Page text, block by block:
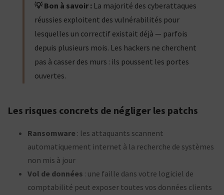
💡 Bon à savoir : La majorité des cyberattaques
réussies exploitent des vulnérabilités pour
lesquelles un correctif existait déjà — parfois
depuis plusieurs mois. Les hackers ne cherchent
pas à casser des murs : ils poussent les portes
ouvertes.
Les risques concrets de négliger les patchs
Ransomware : les attaquants scannent
automatiquement internet à la recherche de systèmes
non mis à jour
Vol de données : une faille dans votre logiciel de
comptabilité peut exposer toutes vos données clients